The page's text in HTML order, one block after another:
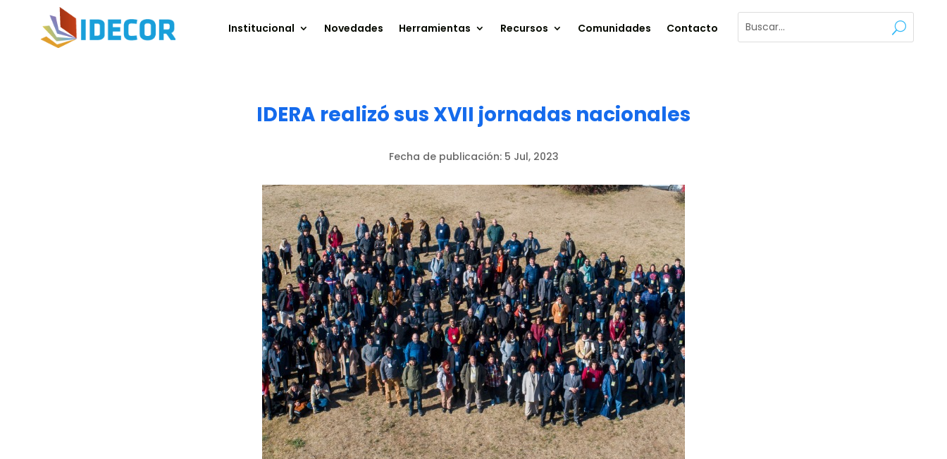
Institucional Novedades Herramientas Recursos Comunidades Contacto
IDERA realizó sus XVII jornadas nacionales
Fecha de publicación: 5 Jul, 2023